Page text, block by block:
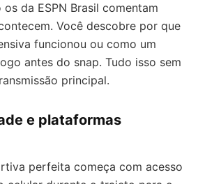
da ESPN Brasil comentam
Você descobre por que
funcionou ou como um
antes do snap. Tudo isso sem
principal.
e plataformas
perfeita começa com acesso